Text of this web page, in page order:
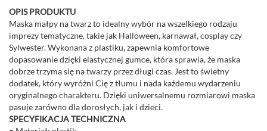
OPIS PRODUKTU
Maska małpy na twarz to idealny wybór na wszelkiego rodzaju
imprezy tematyczne, takie jak Halloween, karnawał, cosplay czy
Sylwester. Wykonana z plastiku, zapewnia komfortowe
dopasowanie dzięki elastycznej gumce, która sprawia, że maska
dobrze trzyma się na twarzy przez długi czas. Jest to świetny
dodatek, który wyróżni Cię z tłumu i nada każdemu wydarzeniu
oryginalnego charakteru. Dzięki uniwersalnemu rozmiarowi maska
pasuje zarówno dla dorosłych, jak i dzieci.
SPECYFIKACJA TECHNICZNA